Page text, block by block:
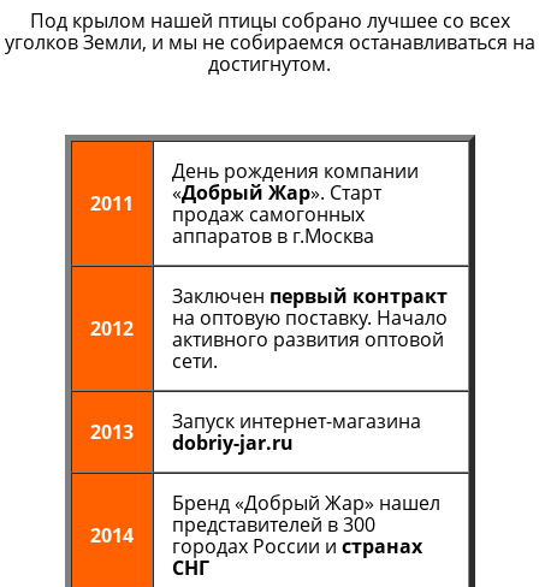
Под крылом нашей птицы собрано лучшее со всех
уголков Земли, и мы не собираемся останавливаться на
достигнутом.
2011
День рождения компании
«Добрый Жар». Старт
продаж самогонных
аппаратов в г.Москва
2012
Заключен первый контракт
на оптовую поставку. Начало
активного развития оптовой
сети.
2013
Запуск интернет-магазина
dobriy-jar.ru
2014
Бренд «Добрый Жар» нашел
представителей в 300
городах России и странах
СНГ